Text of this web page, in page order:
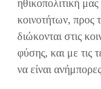
ηθικοπολιτική
κοινοτήτων,
διώκονται στις
φύσης, και με τις
να είναι